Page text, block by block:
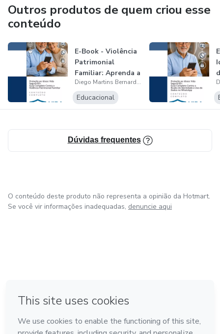
como uma rede social, promovendo interação, aprendizado
e conexão entre usuários da melhor idade.
Outros produtos de quem criou esse
conteúdo
E-Book - Violência
Patrimonial
Familiar: Aprenda a
proteger...
Diego Martins Bernardino
Educacional
Dúvidas frequentes
O conteúdo deste produto não representa a opinião da Hotmart.
Se você vir informações inadequadas, denuncie aqui
Feito com ❤ em Bogotá